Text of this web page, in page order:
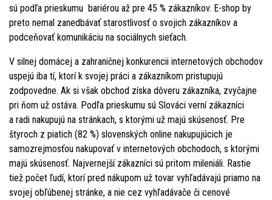
sú podľa prieskumu bariérou až pre 45 % zákazníkov. E-shop by
preto nemal zanedbávať starostlivosť o svojich zákazníkov a
podceňovať komunikáciu na sociálnych sieťach.
V silnej domácej a zahraničnej konkurencii internetových obchodov
uspejú iba tí, ktorí k svojej práci a zákazníkom pristupujú
zodpovedne. Ak si však obchod získa dôveru zákazníka, zvyčajne
pri ňom už ostáva. Podľa prieskumu sú Slováci verní zákazníci
a radi nakupujú na stránkach, s ktorými už majú skúsenosť. Pre
štyroch z piatich (82 %) slovenských online nakupujúcich je
samozrejmosťou nakupovať v internetových obchodoch, s ktorými
majú skúsenosť. Najvernejší zákazníci sú pritom mileniáli. Rastie
tiež počet ľudí, ktorí pred nákupom už tovar vyhľadávajú priamo na
svojej obľúbenej stránke, a nie cez vyhľadávače či cenové